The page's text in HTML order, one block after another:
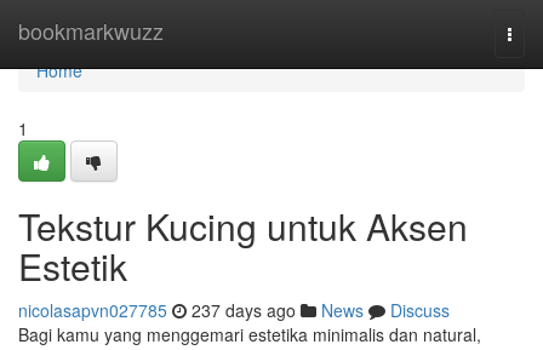
bookmarkwuzz
Home
Home
1
Tekstur Kucing untuk Aksen
Estetik
nicolasapvn027785 237 days ago News
Discuss
Bagi kamu yang menggemari estetika minimalis dan natural,